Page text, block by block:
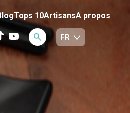
Tops 10ArtisansA propos